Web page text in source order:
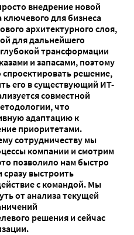
внедрение новой
для бизнеса
архитектурного слоя,
для дальнейшего
трансформации
и запасами, поэтому
решение,
его в существующий ИТ-
совместной
что
адаптацию к
приоритетами.
сотрудничеству мы
компании и смотрим
позволило нам быстро
сразу выстроить
с командой. Мы
от анализа текущей
решения и сейчас